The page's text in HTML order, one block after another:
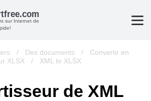
sur Internet de
/ Des documents /
Convertir en
XLSX / XML to XLSX
de XML